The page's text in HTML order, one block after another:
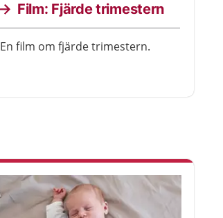
Film: Fjärde trimestern
En film om fjärde trimestern.